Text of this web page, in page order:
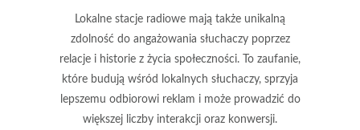
Lokalne stacje radiowe mają także unikalną
zdolność do angażowania słuchaczy poprzez
relacje i historie z życia społeczności. To zaufanie,
które budują wśród lokalnych słuchaczy, sprzyja
lepszemu odbiorowi reklam i może prowadzić do
większej liczby interakcji oraz konwersji.